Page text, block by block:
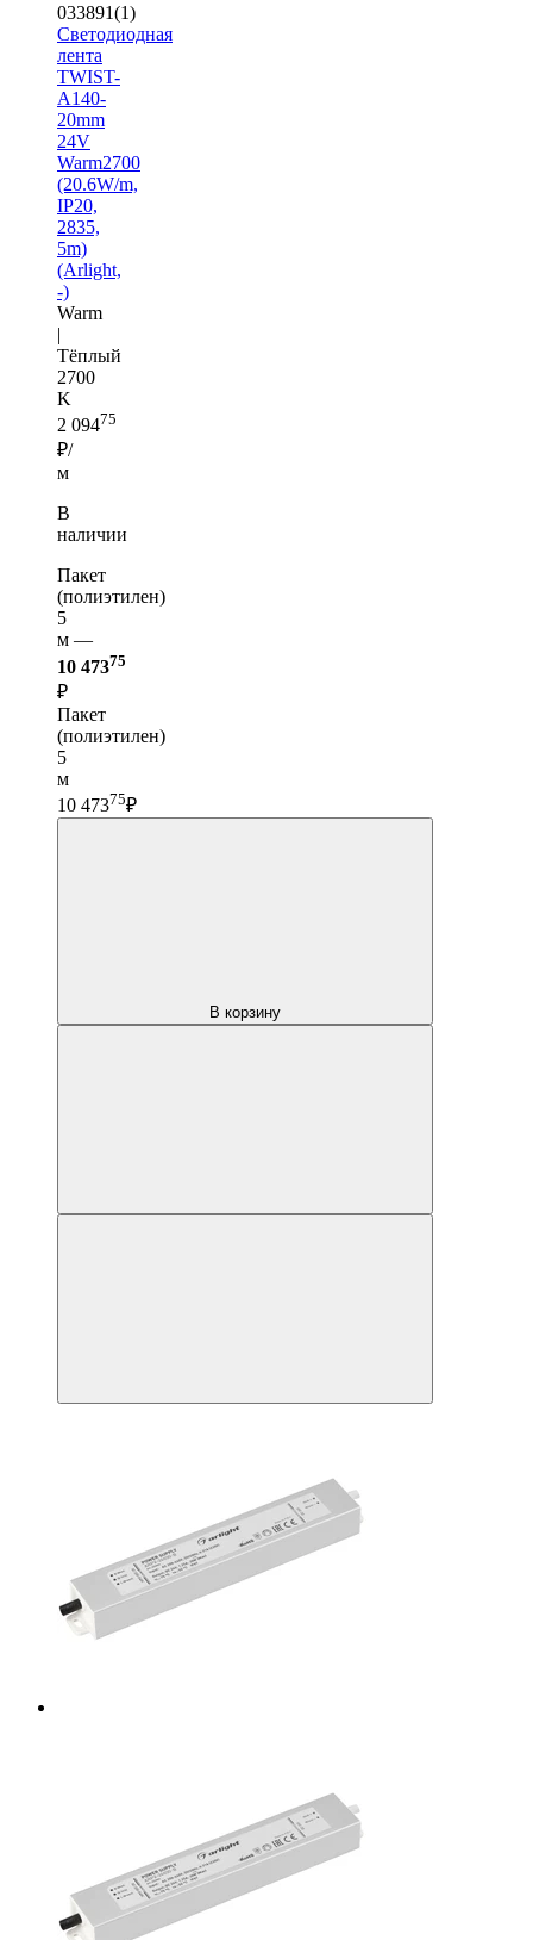
033891(1)
Светодиодная
лента
TWIST-
A140-
20mm
24V
Warm2700
(20.6W/m,
IP20,
2835,
5m)
(Arlight,
-)
Warm
|
Тёплый
2700
K
2 09475
₽/
м
В
наличии
Пакет
(полиэтилен)
5
м —
10 47375
₽
Пакет
(полиэтилен)
5
м
10 47375₽
В корзину